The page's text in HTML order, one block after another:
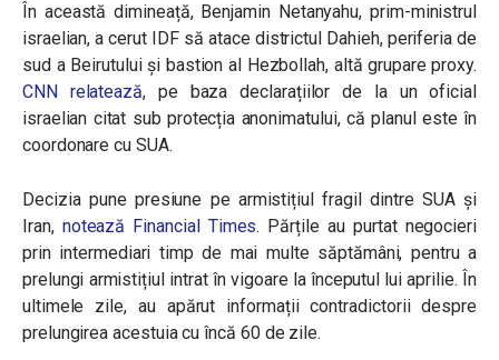
În această dimineață, Benjamin Netanyahu, prim-ministrul
israelian, a cerut IDF să atace districtul Dahieh, periferia de
sud a Beirutului și bastion al Hezbollah, altă grupare proxy.
CNN relatează, pe baza declarațiilor de la un oficial
israelian citat sub protecția anonimatului, că planul este în
coordonare cu SUA.
Decizia pune presiune pe armistițiul fragil dintre SUA și
Iran, notează Financial Times. Părțile au purtat negocieri
prin intermediari timp de mai multe săptămâni, pentru a
prelungi armistițiul intrat în vigoare la începutul lui aprilie. În
ultimele zile, au apărut informații contradictorii despre
prelungirea acestuia cu încă 60 de zile.